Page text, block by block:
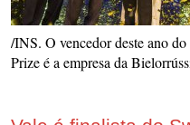
/INS. O vencedor deste ano
Prize é a empresa da